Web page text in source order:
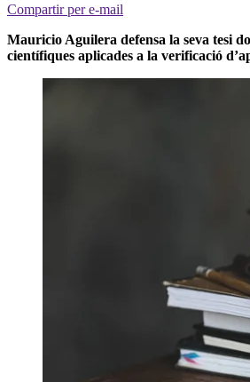
Compartir per e-mail
Mauricio Aguilera defensa la seva tesi
científiques aplicades a la verificació